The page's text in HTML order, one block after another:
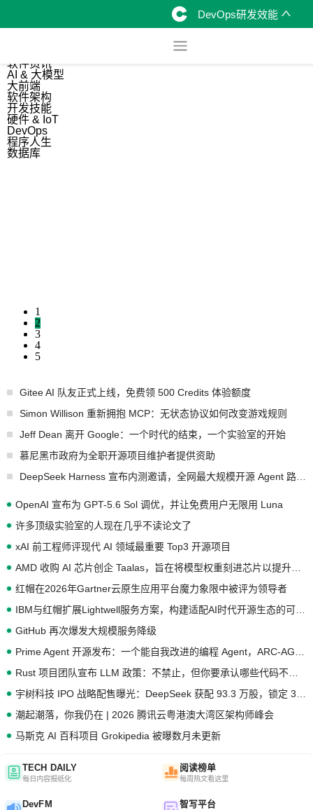
DevOps研发效能
软件资讯
AI & 大模型
大前端
软件架构
开发技能
硬件 & IoT
DevOps
程序人生
数据库
1
2
3
4
5
Gitee AI 队友正式上线，免费领 500 Credits 体验额度
Simon Willison 重新拥抱 MCP：无状态协议如何改变游戏规则
Jeff Dean 离开 Google：一个时代的结束，一个实验室的开始
慕尼黑市政府为全职开源项目维护者提供资助
OpenAI 宣布为 GPT-5.6 Sol 调优，并让免费用户无限用 Luna
许多顶级实验室的人现在几乎不读论文了
xAI 前工程师评现代 AI 领域最重要 Top3 开源项目
红帽在2026年Gartner云原生应用平台魔力象限中被评为领导者
GitHub 再次爆发大规模服务降级
潮起潮落，你我仍在 | 2026 腾讯云粤港澳大湾区架构师峰会
马斯克 AI 百科项目 Grokipedia 被曝数月未更新
TECH DAILY
每日内容报纸化
阅读榜单
每周热文看这里
DevFM 智写平台